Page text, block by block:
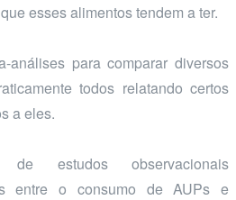
esses alimentos tendem a ter.
análises para comparar diversos
todos relatando certos
a eles.
estudos observacionais
entre o consumo de AUPs e